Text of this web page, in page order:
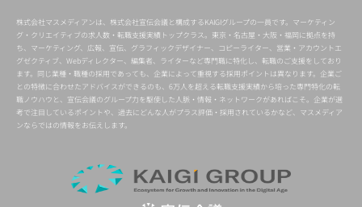
株式会社マスメディアンは、株式会社宣伝会議と構成するKAIGIグループの一員です。マーケティン
グ・クリエイティブの求人数・転職支援実績トップクラス。東京・名古屋・大阪・福岡に拠点を持
ち、マーケティング、広報、宣伝、グラフィックデザイナー、コピーライター、営業・アカウントエ
グゼクティブ、Webディレクター、編集者、ライターなど専門職に特化し、転職のご支援をしており
ます。同じ業種・職種の採用であっても、企業によって重視する採用ポイントは異なります。企業ご
との特徴に合わせたアドバイスができるのも、6万人を超える転職支援実績から培った専門特化の転
職ノウハウと、宣伝会議のグループ力を駆使した人脈・情報・ネットワークがあればこそ。企業が選
考で注目しているポイントや、過去にどんな人がプラス評価・採用されているかなど、マスメディア
ンならではの情報をお伝えします。